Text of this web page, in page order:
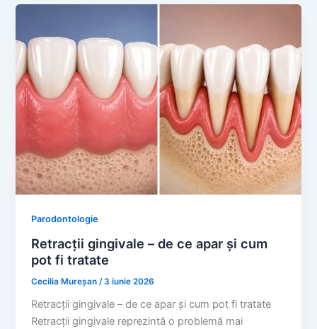
Parodontologie
Retracții gingivale – de ce apar și cum
pot fi tratate
Cecilia Mureșan /3 iunie 2026
Retracții gingivale – de ce apar și cum pot fi tratate
Retracții gingivale reprezintă o problemă mai